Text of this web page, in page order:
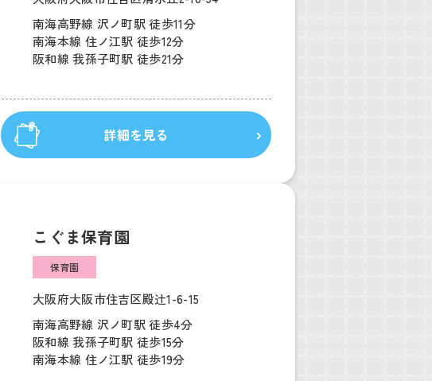
南海高野線 沢ノ町駅 徒歩11分
南海本線 住ノ江駅 徒歩12分
阪和線 我孫子町駅 徒歩21分
詳細を見る
こぐま保育園
保育園
大阪府大阪市住吉区殿辻1-6-15
南海高野線 沢ノ町駅 徒歩4分
阪和線 我孫子町駅 徒歩15分
南海本線 住ノ江駅 徒歩19分